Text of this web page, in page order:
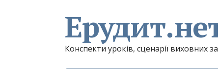
Конспекти уроків, сценарії виховних